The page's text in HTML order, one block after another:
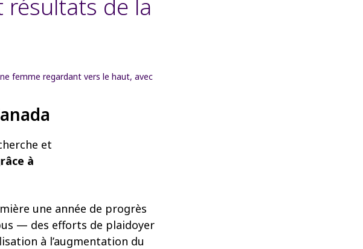
résultats de la
et
à
une année de progrès
— des efforts de plaidoyer
à l’augmentation du